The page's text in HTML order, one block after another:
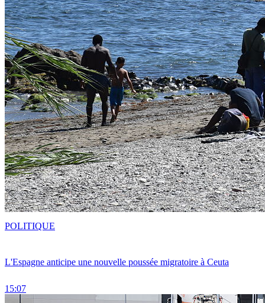
L'Espagne anticipe une nouvelle poussée migratoire à Ceuta
15:07
POLITIQUE